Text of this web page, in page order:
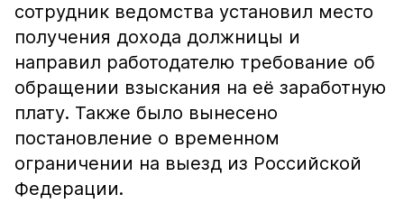
сотрудник ведомства установил место
получения дохода должницы и
направил работодателю требование об
обращении взыскания на её заработную
плату. Также было вынесено
постановление о временном
ограничении на выезд из Российской
Федерации.